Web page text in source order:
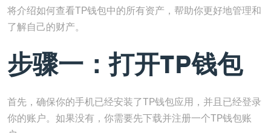
将介绍如何查看TP钱包中的所有资产，帮助你更好地管理和
了解自己的财产。
步骤一：打开TP钱包
首先，确保你的手机已经安装了TP钱包应用，并且已经登录
你的账户。如果没有，你需要先下载并注册一个TP钱包账